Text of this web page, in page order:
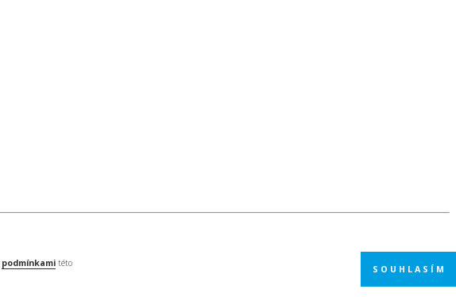
podmínkami této
SOUHLASÍM